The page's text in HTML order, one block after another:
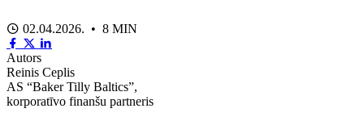
02.04.2026. • 8 MIN
Autors
Reinis Ceplis
AS “Baker Tilly Baltics”,
korporatīvo finanšu partneris